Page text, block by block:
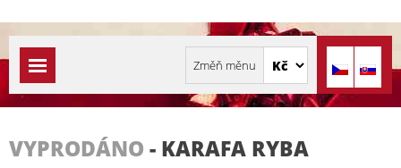
VYPRODÁNO - KARAFA RYBA